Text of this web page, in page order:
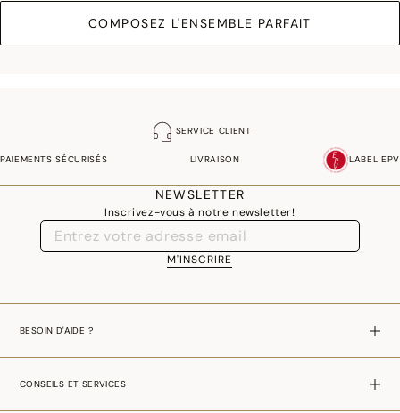
COMPOSEZ L'ENSEMBLE PARFAIT
SERVICE CLIENT
PAIEMENTS SÉCURISÉS LIVRAISON LABEL EPV
NEWSLETTER
Inscrivez-vous à notre newsletter!
M'INSCRIRE
BESOIN D'AIDE ?
CONSEILS ET SERVICES